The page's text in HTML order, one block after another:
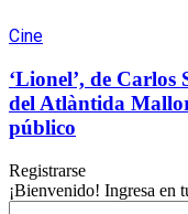
Cine
‘Lionel’, de Carlos
del Atlàntida
público
Registrarse
¡Bienvenido! Ingresa en